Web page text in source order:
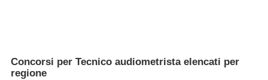
Concorsi per Tecnico audiometrista elencati per
regione